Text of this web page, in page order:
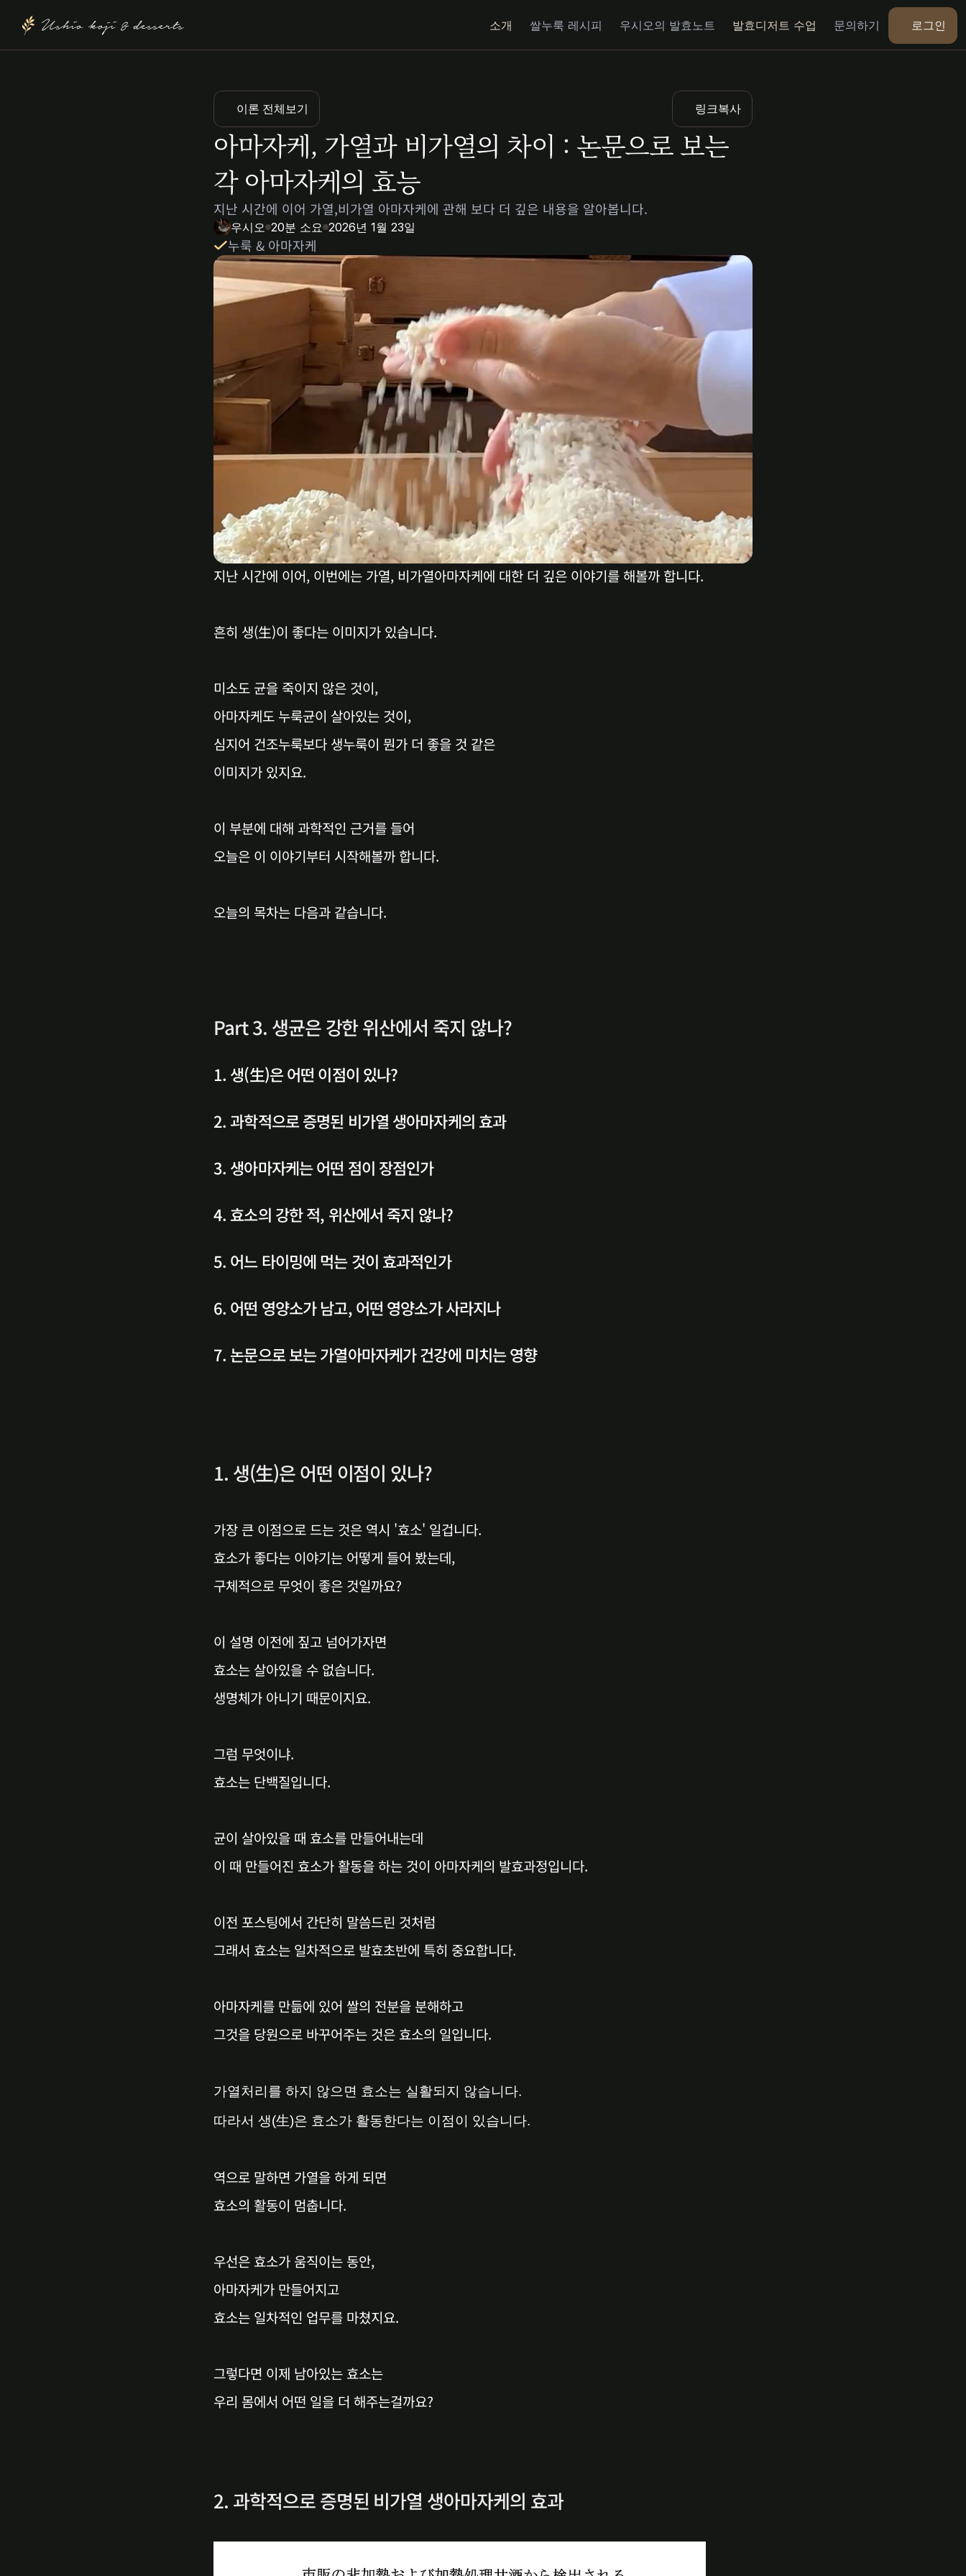
Ushio koji & desserts 소개 쌀누룩 레시피 우시오의 발효노트 발효디저트 수업 문의하기 로그인
이론 전체보기 링크복사
아마자케, 가열과 비가열의 차이 : 논문으로 보는
각 아마자케의 효능
지난 시간에 이어 가열,비가열 아마자케에 관해 보다 더 깊은 내용을 알아봅니다.
우시오 20분 소요 2026년 1월 23일
누룩 & 아마자케
지난 시간에 이어, 이번에는 가열, 비가열아마자케에 대한 더 깊은 이야기를 해볼까 합니다.
흔히 생(生)이 좋다는 이미지가 있습니다.
미소도 균을 죽이지 않은 것이,
아마자케도 누룩균이 살아있는 것이,
심지어 건조누룩보다 생누룩이 뭔가 더 좋을 것 같은
이미지가 있지요.
이 부분에 대해 과학적인 근거를 들어
오늘은 이 이야기부터 시작해볼까 합니다.
오늘의 목차는 다음과 같습니다.
Part 3. 생균은 강한 위산에서 죽지 않나?
1. 생(生)은 어떤 이점이 있나?
2. 과학적으로 증명된 비가열 생아마자케의 효과
3. 생아마자케는 어떤 점이 장점인가
4. 효소의 강한 적, 위산에서 죽지 않나?
5. 어느 타이밍에 먹는 것이 효과적인가
6. 어떤 영양소가 남고, 어떤 영양소가 사라지나
7. 논문으로 보는 가열아마자케가 건강에 미치는 영향
1. 생(生)은 어떤 이점이 있나?
가장 큰 이점으로 드는 것은 역시 '효소' 일겁니다.
효소가 좋다는 이야기는 어떻게 들어 봤는데,
구체적으로 무엇이 좋은 것일까요?
이 설명 이전에 짚고 넘어가자면
효소는 살아있을 수 없습니다.
생명체가 아니기 때문이지요.
그럼 무엇이냐.
효소는 단백질입니다.
균이 살아있을 때 효소를 만들어내는데
이 때 만들어진 효소가 활동을 하는 것이 아마자케의 발효과정입니다.
이전 포스팅에서 간단히 말씀드린 것처럼
그래서 효소는 일차적으로 발효초반에 특히 중요합니다.
아마자케를 만듦에 있어 쌀의 전분을 분해하고
그것을 당원으로 바꾸어주는 것은 효소의 일입니다.
가열처리를 하지 않으면 효소는 실활되지 않습니다.
따라서 생(生)은 효소가 활동한다는 이점이 있습니다.
역으로 말하면 가열을 하게 되면
효소의 활동이 멈춥니다.
우선은 효소가 움직이는 동안,
아마자케가 만들어지고
효소는 일차적인 업무를 마쳤지요.
그렇다면 이제 남아있는 효소는
우리 몸에서 어떤 일을 더 해주는걸까요?
2. 과학적으로 증명된 비가열 생아마자케의 효과